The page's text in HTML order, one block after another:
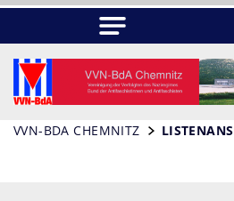
VVN-BDA CHEMNITZ